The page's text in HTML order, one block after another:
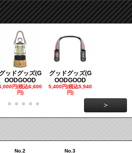
グッドグッズ(G
OODGOOD
円(税込6,600
円)
グッドグッズ(G
OODGOOD
5,400円(税込5,940
円)
>
No.2 No.3